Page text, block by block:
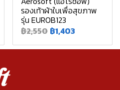
รองเท้าผ้าใบเพื่อสุขภาพ
รุ่น EUROB123
฿2,550 ฿1,403